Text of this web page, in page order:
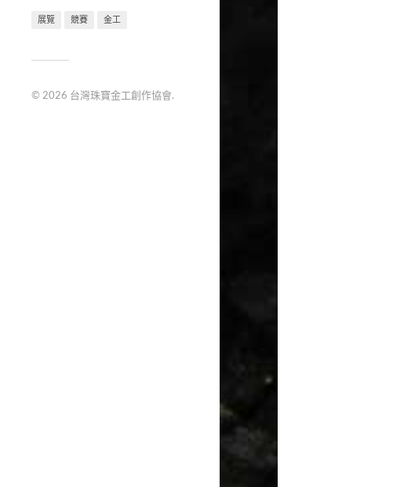
展覽 競賽 金工
© 2026 台灣珠寶金工創作協會.